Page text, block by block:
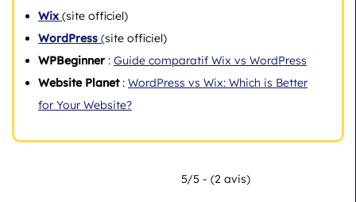
Wix (site officiel)
WordPress (site officiel)
WPBeginner : Guide comparatif Wix vs WordPress
Website Planet: WordPress vs Wix: Which is Better
for Your Website?
5/5 - (2 avis)